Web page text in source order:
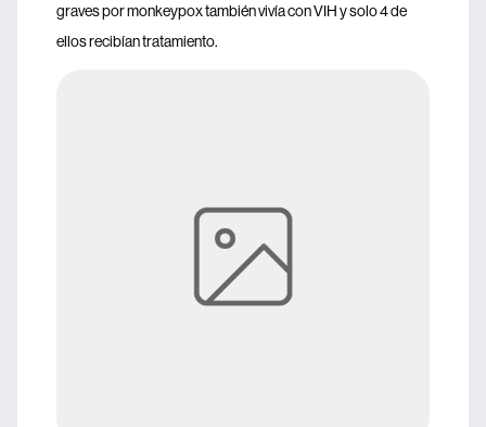
graves por monkeypox también vivía con VIH y solo 4 de
ellos recibían tratamiento.